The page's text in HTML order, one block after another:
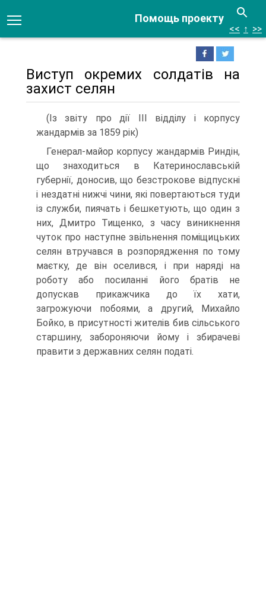
Помощь проекту
<< ↑ >>
Виступ окремих солдатів на
захист селян
(Із звіту про дії III відділу і корпусу
жандармів за 1859 рік)
Генерал-майор корпусу жандармів Риндін,
що знаходиться в Катеринославській
губернії, доносив, що безстрокове відпускні
і нездатні нижчі чини, які повертаються туди
із служби, пиячать і бешкетують, що один з
них, Дмитро Тищенко, з часу виникнення
чуток про наступне звільнення поміщицьких
селян втручався в розпорядження по тому
маєтку, де він оселився, і при наряді на
роботу або посиланні його братів не
допускав прикажчика до їх хати,
загрожуючи побоями, а другий, Михайло
Бойко, в присутності жителів бив сільського
старшину, забороняючи йому і збирачеві
правити з державних селян податі.